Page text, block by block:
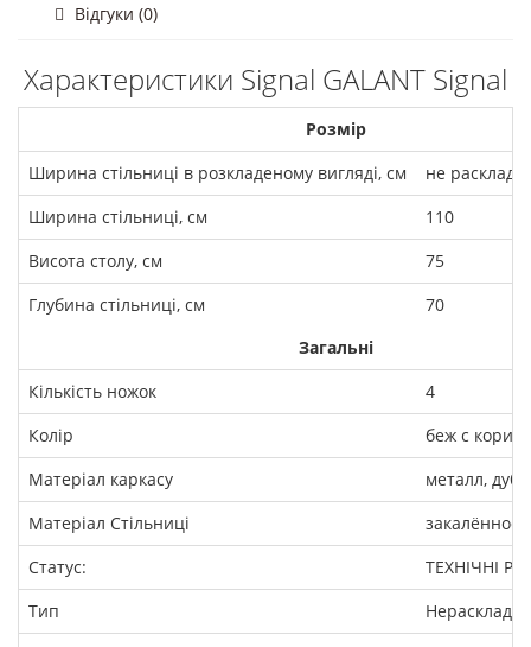
Відгуки (0)
Характеристики Signal GALANT Signal
Розмір
Ширина стільниці в розкладеному вигляді, см
не
Ширина стільниці, см
110
Висота столу, см
75
Глубина стільниці, см
70
Загальні
Кількість ножок
4
Колір
беж с
Матеріал каркасу
металл, дуб
Матеріал Стільниці
закалённое
Статус:
ТЕХНІЧНІ
Тип